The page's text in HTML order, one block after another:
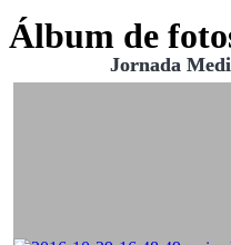
Álbum de
Jornada